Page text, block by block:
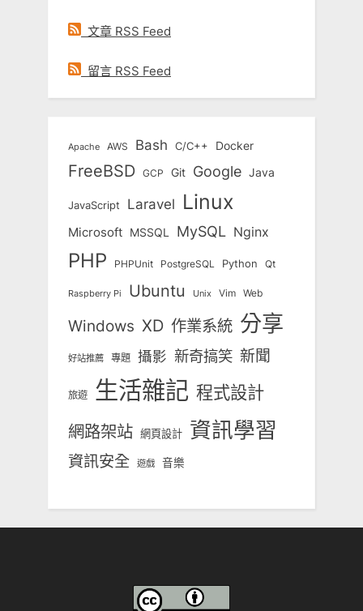
文章 RSS Feed
留言 RSS Feed
Apache AWS Bash C/C++ Docker
FreeBSD GCP Git Google Java
JavaScript Laravel Linux
Microsoft MSSQL MySQL Nginx
PHP PHPUnit PostgreSQL Python Qt
Raspberry Pi Ubuntu Unix Vim Web
Windows XD 作業系統 分享
好站推薦 專題 攝影 新奇搞笑 新聞
旅遊 生活雜記 程式設計
網路架站 網頁設計 資訊學習
資訊安全 遊戲 音樂